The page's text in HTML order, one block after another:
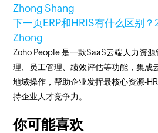
Zhong Shang
下一页ERP和HRIS有什么区别？
Zhong
Zoho People 是一款SaaS云端人力资
理、员工管理、绩效评估等功能，集成
地域操作，帮助企业发挥最核心资源-
持企业人才竞争力。
你可能喜欢